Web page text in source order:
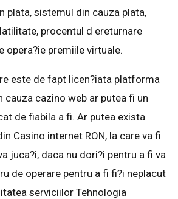
plata, sistemul din cauza plata,
procentul d ereturnare
opera?ie premiile virtuale.
este de fapt licen?iata platforma
cauza cazino web ar putea fi un
de fiabila a fi. Ar putea exista
Casino internet RON, la care va fi
juca?i, daca nu dori?i pentru a fi va
de operare pentru a fi fi?i neplacut
serviciilor Tehnologia